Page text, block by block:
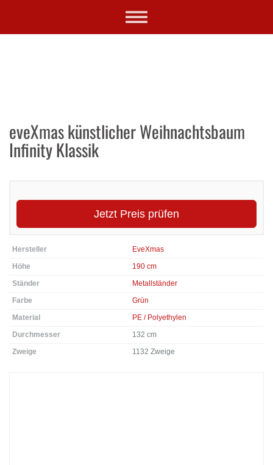
Toggle
eveXmas künstlicher Weihnachtsbaum
Infinity Klassik
Jetzt Preis prüfen
Hersteller
EveXmas
Höhe
190 cm
Ständer
Metallständer
Farbe
Grün
Material
PE / Polyethylen
Durchmesser
132 cm
Zweige
1132 Zweige